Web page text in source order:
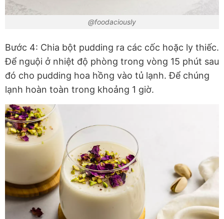
@foodaciously
Bước 4: Chia bột pudding ra các cốc hoặc ly thiếc.
Để nguội ở nhiệt độ phòng trong vòng 15 phút sau
đó cho pudding hoa hồng vào tủ lạnh. Để chúng
lạnh hoàn toàn trong khoảng 1 giờ.